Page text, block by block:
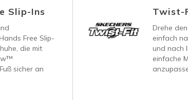
Slip-Ins
Free Slip-
die mit
sicher an
Twist-
Drehe
einfach
und nach
einfache